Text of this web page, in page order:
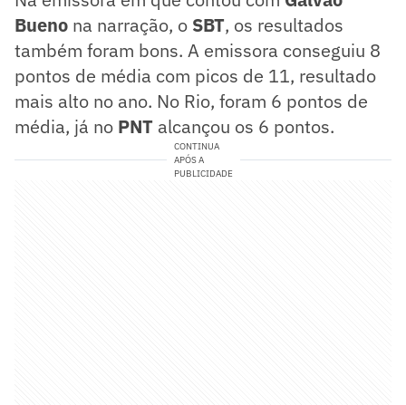
Bueno na narração, o SBT, os resultados
também foram bons. A emissora conseguiu 8
pontos de média com picos de 11, resultado
mais alto no ano. No Rio, foram 6 pontos de
média, já no PNT alcançou os 6 pontos.
CONTINUA
APÓS A
PUBLICIDADE